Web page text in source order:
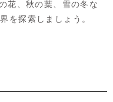
花、秋の葉、雪の冬な
を探索しましょう。